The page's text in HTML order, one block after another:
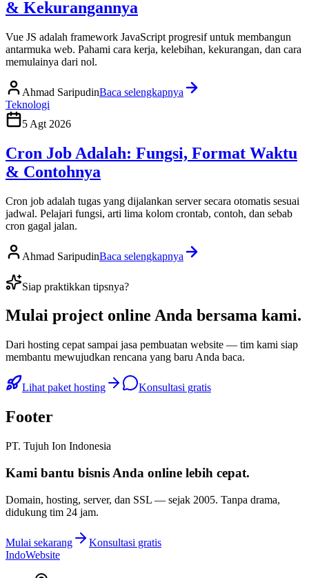
& Kekurangannya
Vue JS adalah framework JavaScript progresif untuk membangun
antarmuka web. Pahami cara kerja, kelebihan, kekurangan, dan cara
memulainya dari nol.
Ahmad SaripudinBaca selengkapnya
Teknologi
5 Agt 2026
Cron Job Adalah: Fungsi, Format Waktu
& Contohnya
Cron job adalah tugas yang dijalankan server secara otomatis sesuai
jadwal. Pelajari fungsi, arti lima kolom crontab, contoh, dan sebab
cron gagal jalan.
Ahmad SaripudinBaca selengkapnya
Siap praktikkan tipsnya?
Mulai project online Anda bersama kami.
Dari hosting cepat sampai jasa pembuatan website — tim kami siap
membantu mewujudkan rencana yang baru Anda baca.
Lihat paket hosting Konsultasi gratis
Footer
PT. Tujuh Ion Indonesia
Kami bantu bisnis Anda online lebih cepat.
Domain, hosting, server, dan SSL — sejak 2005. Tanpa drama,
didukung tim 24 jam.
Mulai sekarang
Konsultasi gratis
IndoWebsite